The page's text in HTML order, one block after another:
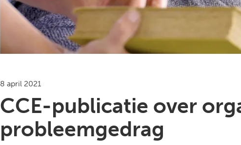
8 april 2021
CCE-publicatie over
probleemgedrag